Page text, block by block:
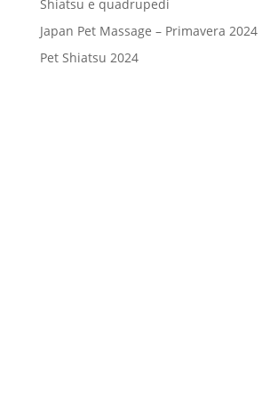
Shiatsu e quadrupedi
Japan Pet Massage – Primavera 2024
Pet Shiatsu 2024